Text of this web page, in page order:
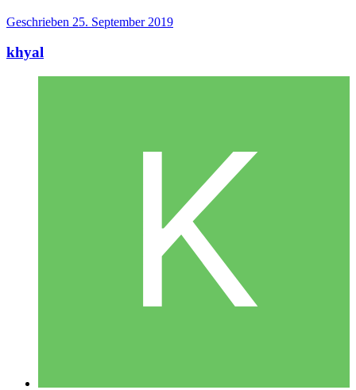
Geschrieben 25. September 2019
khyal